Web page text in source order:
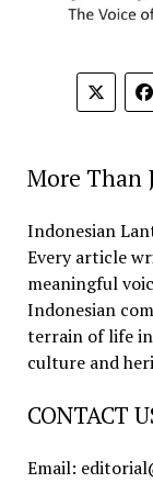
More Than
Indonesian
Every article
meaningful
Indonesian
terrain of life
culture and
CONTACT
Email: